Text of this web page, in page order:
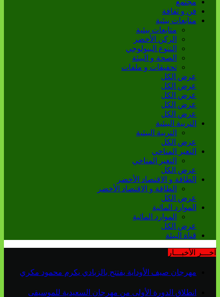
مجتمع
فن و ثقافة
متابعات بيئية
متابعات بيئية
الركن الأخضر
التنوع البيولوجي
الصحة و البيئة
تحقيقات و ملفات
عرض الكل
عرض الكل
عرض الكل
عرض الكل
عرض الكل
التربية البيئية
التربية البيئية
عرض الكل
التغير المناخي
التغير المناخي
عرض الكل
الطاقة و الاقتصاد الأخضر
الطاقة و الاقتصاد الأخضر
عرض الكل
الموارد المائية
الموارد المائية
عرض الكل
قناة البيئة
آخـــر الأخبـــار
مهرجان صيف الأوداية يفتتح بالزبادي يكرم محمود مكري
انطلاق الدورة الأولى من مهرجان السعيدية للموسيقى